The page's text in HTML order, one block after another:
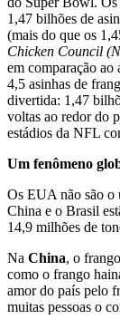
1,47 bilhões de
(mais do que os
Chicken Council
em comparação ao
4,5 asinhas de
divertida: 1,47
voltas ao redor do
estádios da NFL
Um fenômeno
Os EUA não são o
China e o Brasil
14,9 milhões de
Na China, o
como o frango
amor do país pelo
muitas pessoas o